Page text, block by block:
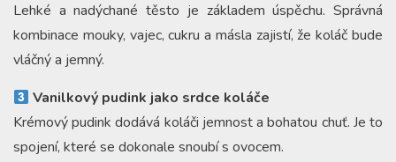
Lehké a nadýchané těsto je základem úspěchu. Správná
kombinace mouky, vajec, cukru a másla zajistí, že koláč bude
vláčný a jemný.
Vanilkový pudink jako srdce koláče
Krémový pudink dodává koláči jemnost a bohatou chuť. Je to
spojení, které se dokonale snoubí s ovocem.